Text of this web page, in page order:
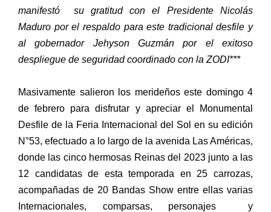
manifestó su gratitud con el Presidente Nicolás
Maduro por el respaldo para este tradicional desfile y
al gobernador Jehyson Guzmán por el exitoso
despliegue de seguridad coordinado con la ZODI***
Masivamente salieron los merideños este domingo 4
de febrero para disfrutar y apreciar el Monumental
Desfile de la Feria Internacional del Sol en su edición
N°53, efectuado a lo largo de la avenida Las Américas,
donde las cinco hermosas Reinas del 2023 junto a las
12 candidatas de esta temporada en 25 carrozas,
acompañadas de 20 Bandas Show entre ellas varias
Internacionales, comparsas, personajes y